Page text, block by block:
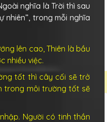
nghĩa là Trời thì sau
nhiên”, trong mỗi nghĩa
lên cao, Thiên là bầu
nhiều việc.
tốt thì cây cối sẽ trở
trong môi trường tốt sẽ
Người có tinh thần